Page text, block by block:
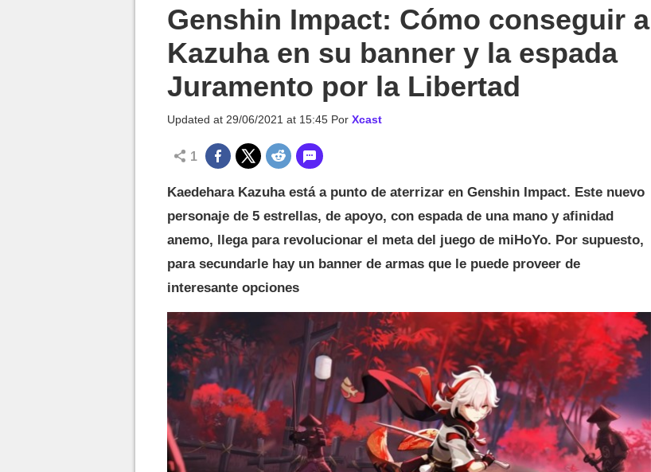
Genshin Impact: Cómo conseguir a
Kazuha en su banner y la espada
Juramento por la Libertad
Updated at 29/06/2021 at 15:45 Por Xcast
1
Kaedehara Kazuha está a punto de aterrizar en Genshin Impact. Este nuevo
personaje de 5 estrellas, de apoyo, con espada de una mano y afinidad
anemo, llega para revolucionar el meta del juego de miHoYo. Por supuesto,
para secundarle hay un banner de armas que le puede proveer de
interesante opciones